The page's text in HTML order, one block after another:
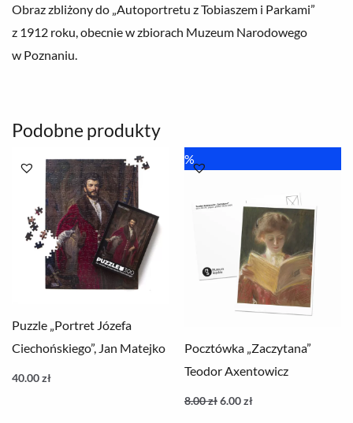
Obraz zbliżony do „Autoportretu z Tobiaszem i Parkami”
z 1912 roku, obecnie w zbiorach Muzeum Narodowego
w Poznaniu.
Podobne produkty
Puzzle „Portret Józefa
Ciechońskiego”, Jan Matejko
40.00zł
%
Pocztówka „Zaczytana”
Teodor Axentowicz
8.00zł
cena
6.00zł
cena
6.00 zł.